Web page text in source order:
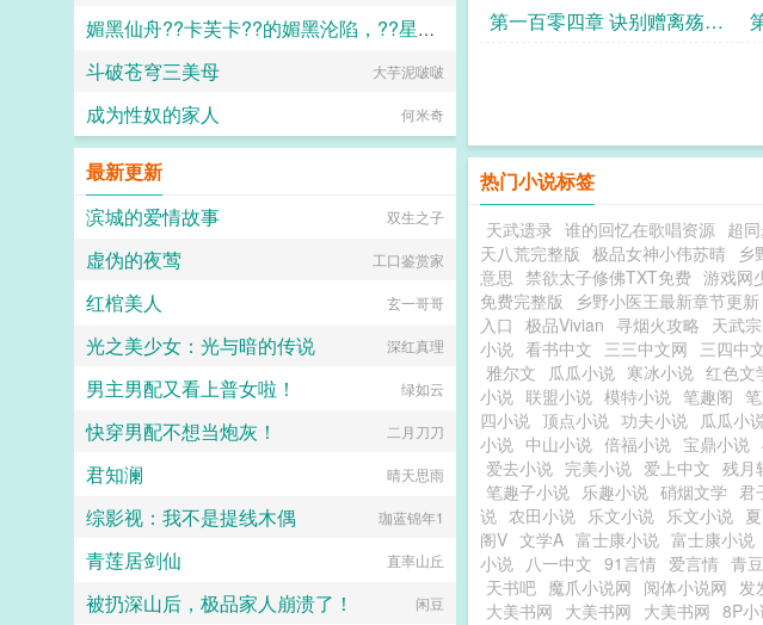
守护
第一百零四章 诀别赠离殇一
热门小说标签
天武遗录 谁的回忆在歌唱资源 超
天八荒完整版 极品女神小伟苏晴 乡
意思 禁欲太子修佛TXT免费 游戏网
免费完整版
乡野小医王最新章节更新
入口 极品Vivian 寻烟火攻略 天武宗
小说 看书中文 三三中文网 三四中
雅尔文
瓜瓜小说 寒冰小说 红色文
小说 联盟小说 模特小说 笔趣阁
四小说 顶点小说 功夫小说 瓜瓜小
小说 中山小说 倍福小说 宝鼎小说
爱去小说 完美小说 爱上中文 残月
笔趣子小说 乐趣小说 硝烟文学 君
说 农田小说 乐文小说 乐文小说
阁V 文学A 富士康小说 富士康小说
小说 八一中文 91言情 爱言情 青
天书吧 魔爪小说网 阅体小说网 发
大美书网 大美书网 大美书网 8P
媚黑仙舟??卡芙卡??的媚黑沦陷，??星的媚黑恶堕??，??黑人至上??
露露
斗破苍穹三美母 大芋泥啵啵
成为性奴的家人 何米奇
最新更新
滨城的爱情故事
双生之子
虚伪的夜莺 工口鉴赏家
红棺美人 玄一哥哥
光之美少女：光与暗的传说 深红真理
男主男配又看上普女啦！ 绿如云
快穿男配不想当炮灰！ 二月刀刀
君知澜 晴天思雨
综影视：我不是提线木偶 珈蓝锦年1
青莲居剑仙 直率山丘
被扔深山后，极品家人崩溃了！ 闲豆